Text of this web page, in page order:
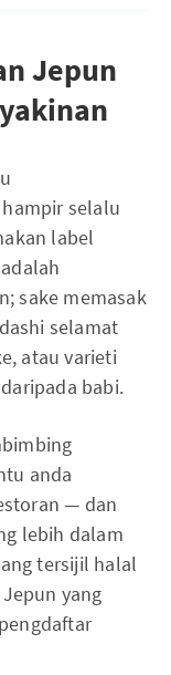
Jepun
selalu
label
sake memasak
selamat
atau varieti
babi.
anda
— dan
lebih dalam
tersijil halal
yang